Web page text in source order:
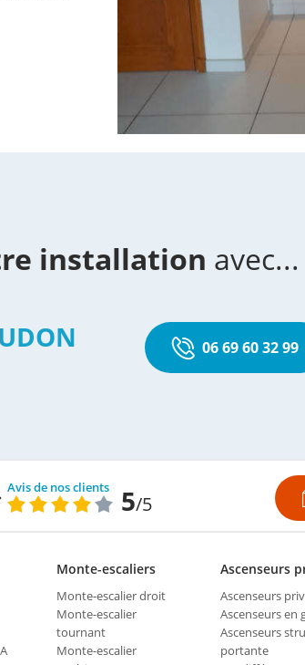
installation avec...
06 69 60 32 99
Avis de nos clients 5/5
Monte-escaliers
Monte-escalier droit
Monte-escalier
tournant
Monte-escalier
Ascenseurs
Ascenseurs
Ascenseurs en
Ascenseurs
portante